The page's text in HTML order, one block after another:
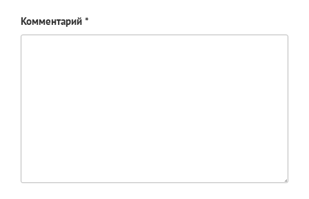
Комментарий *